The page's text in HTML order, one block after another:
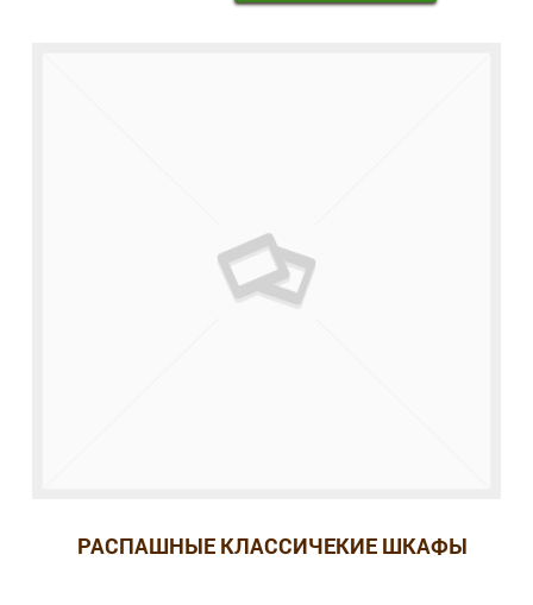
РАСПАШНЫЕ КЛАССИЧЕКИЕ ШКАФЫ